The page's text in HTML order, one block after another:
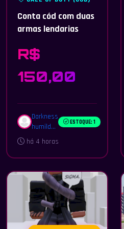
Conta cód com duas
armas lendarias
R$
150,00
Darkness
humild...
ESTOQUE: 1
há 4 horas